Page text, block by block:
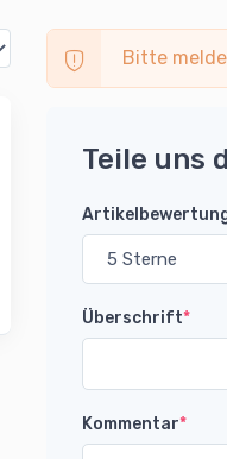
Bitte
Teile uns
Überschrift*
Kommentar*